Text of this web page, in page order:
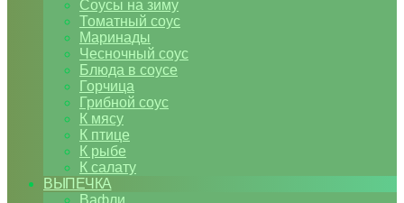
Соусы на зиму
Томатный соус
Маринады
Чесночный соус
Блюда в соусе
Горчица
Грибной соус
К мясу
К птице
К рыбе
К салату
ВЫПЕЧКА
Вафли